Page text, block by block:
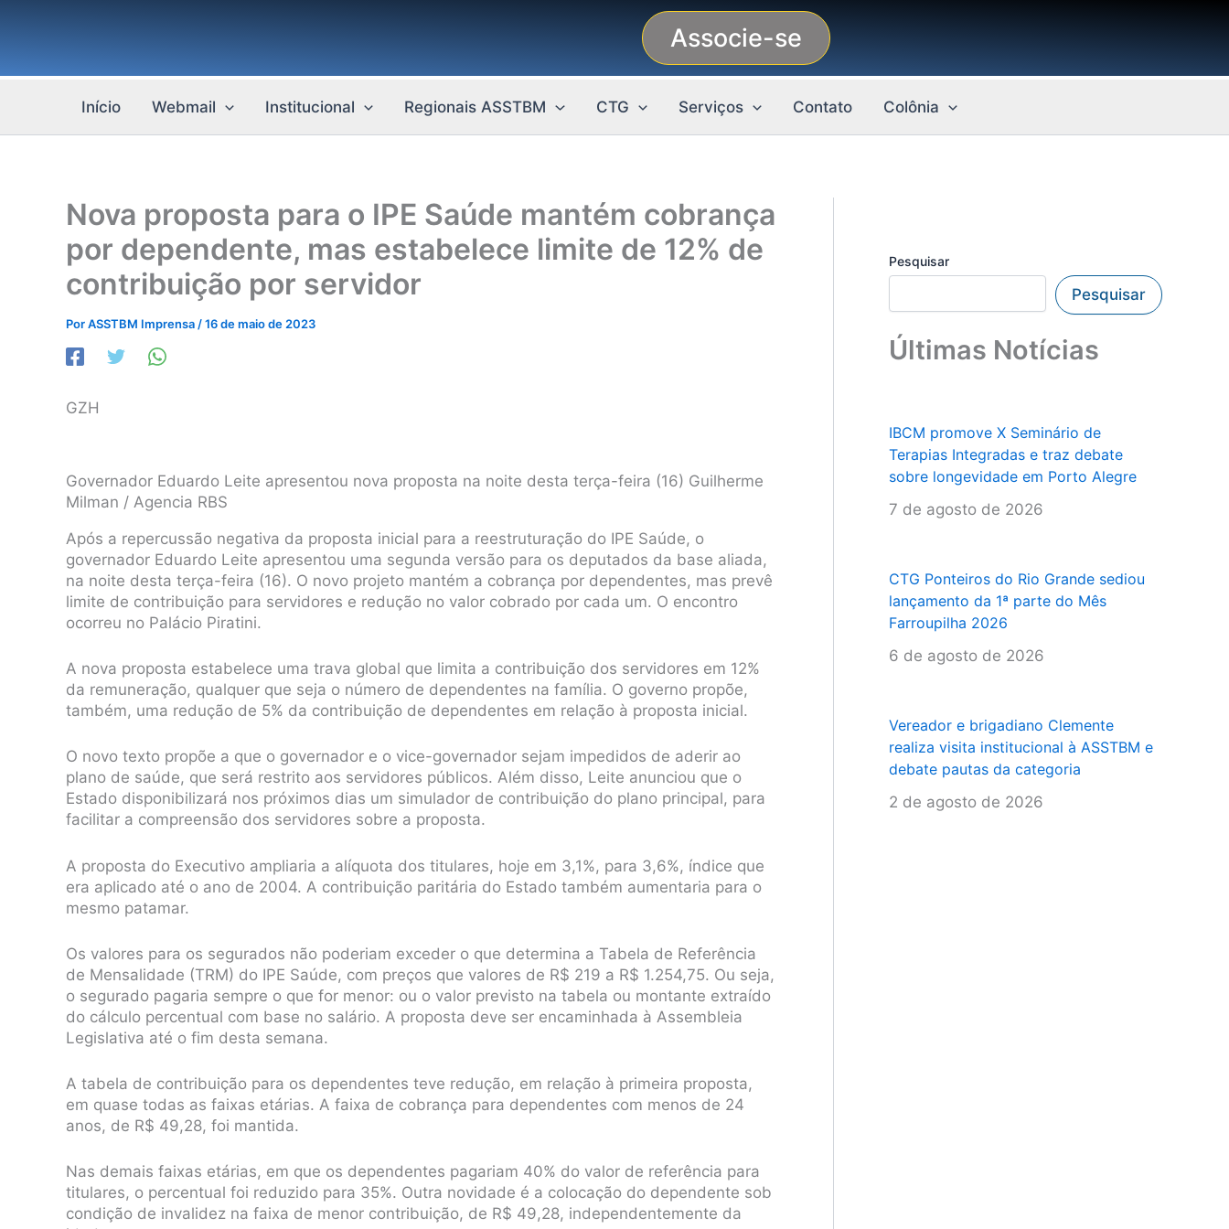
conteúdo
Associe-se
Início Webmail Institucional Regionais ASSTBM CTG Serviços Contato Colônia
Nova proposta para o IPE Saúde mantém cobrança
por dependente, mas estabelece limite de 12% de
contribuição por servidor
PorASSTBM Imprensa /16 de maio de 2023
GZH
Governador Eduardo Leite apresentou nova proposta na noite desta terça-feira (16) Guilherme
Milman / Agencia RBS
Após a repercussão negativa da proposta inicial para a reestruturação do IPE Saúde, o
governador Eduardo Leite apresentou uma segunda versão para os deputados da base aliada,
na noite desta terça-feira (16). O novo projeto mantém a cobrança por dependentes, mas prevê
limite de contribuição para servidores e redução no valor cobrado por cada um. O encontro
ocorreu no Palácio Piratini.
A nova proposta estabelece uma trava global que limita a contribuição dos servidores em 12%
da remuneração, qualquer que seja o número de dependentes na família. O governo propõe,
também, uma redução de 5% da contribuição de dependentes em relação à proposta inicial.
O novo texto propõe a que o governador e o vice-governador sejam impedidos de aderir ao
plano de saúde, que será restrito aos servidores públicos. Além disso, Leite anunciou que o
Estado disponibilizará nos próximos dias um simulador de contribuição do plano principal, para
facilitar a compreensão dos servidores sobre a proposta.
A proposta do Executivo ampliaria a alíquota dos titulares, hoje em 3,1%, para 3,6%, índice que
era aplicado até o ano de 2004. A contribuição paritária do Estado também aumentaria para o
mesmo patamar.
Os valores para os segurados não poderiam exceder o que determina a Tabela de Referência
de Mensalidade (TRM) do IPE Saúde, com preços que valores de R$ 219 a R$ 1.254,75. Ou seja,
o segurado pagaria sempre o que for menor: ou o valor previsto na tabela ou montante extraído
do cálculo percentual com base no salário. A proposta deve ser encaminhada à Assembleia
Legislativa até o fim desta semana.
A tabela de contribuição para os dependentes teve redução, em relação à primeira proposta,
em quase todas as faixas etárias. A faixa de cobrança para dependentes com menos de 24
anos, de R$ 49,28, foi mantida.
Nas demais faixas etárias, em que os dependentes pagariam 40% do valor de referência para
titulares, o percentual foi reduzido para 35%. Outra novidade é a colocação do dependente sob
condição de invalidez na faixa de menor contribuição, de R$ 49,28, independentemente da
Pesquisar
Pesquisar
Últimas Notícias
IBCM promove X Seminário de
Terapias Integradas e traz debate
sobre longevidade em Porto Alegre
7 de agosto de 2026
CTG Ponteiros do Rio Grande sediou
lançamento da 1ª parte do Mês
Farroupilha 2026
6 de agosto de 2026
Vereador e brigadiano Clemente
realiza visita institucional à ASSTBM e
debate pautas da categoria
2 de agosto de 2026